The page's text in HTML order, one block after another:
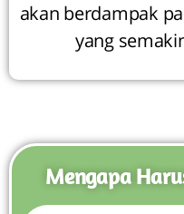
akan berdampak
yang
Mengapa